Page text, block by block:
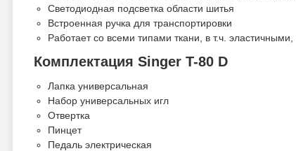
Светодиодная подсветка области шитья
Встроенная ручка для транспортировки
Работает со всеми типами ткани, в т.ч. эластичными,
Комплектация Singer T-80 D
Лапка универсальная
Набор универсальных игл
Отвертка
Пинцет
Педаль электрическая